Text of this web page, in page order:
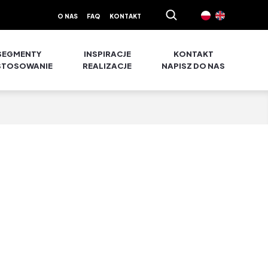
O NAS FAQ KONTAKT
INSPIRACJE
REALIZACJE
KONTAKT
NAPISZ DO NAS